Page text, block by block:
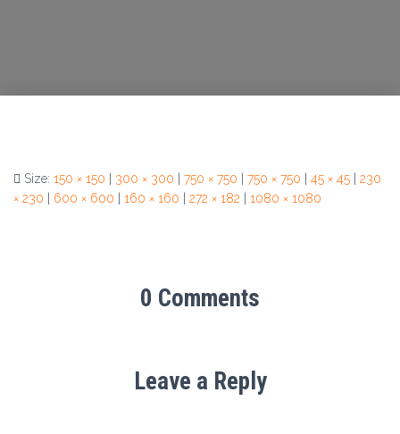
Size: 150 × 150 300 × 300 750 × 750 750 × 750 45 × 45
230
× 230
600 × 600 160 × 160 272 × 182 1080 × 1080
0 Comments
Leave a Reply